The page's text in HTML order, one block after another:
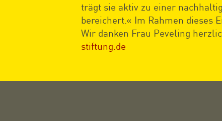
trägt sie aktiv zu einer
bereichert.« Im Rahmen dieses
Wir danken Frau Peveling
stiftung.de